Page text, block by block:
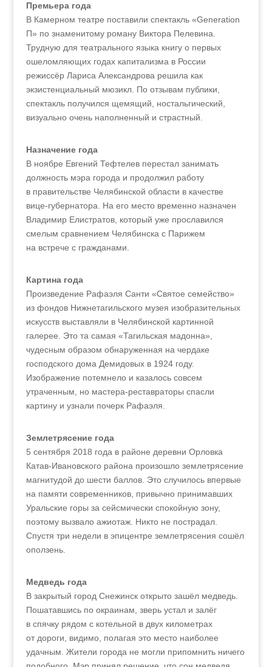
Премьера года
В Камерном театре поставили спектакль «Generation
П» по знаменитому роману Виктора Пелевина.
Трудную для театрального языка книгу о первых
ошеломляющих годах капитализма в России
режиссёр Лариса Александрова решила как
экзистенциальный мюзикл. По отзывам публики,
спектакль получился щемящий, ностальгический,
визуально очень наполненный и страстный.
Назначение года
В ноябре Евгений Тефтелев перестал занимать
должность мэра города и продолжил работу
в правительстве Челябинской области в качестве
вице-губернатора. На его место временно назначен
Владимир Елистратов, который уже прославился
смелым сравнением Челябинска с Парижем
на встрече с гражданами.
Картина года
Произведение Рафаэля Санти «Святое семейство»
из фондов Нижнетагильского музея изобразительных
искусств выставляли в Челябинской картинной
галерее. Это та самая «Тагильская мадонна»,
чудесным образом обнаруженная на чердаке
господского дома Демидовых в 1924 году.
Изображение потемнело и казалось совсем
утраченным, но мастера-реставраторы спасли
картину и узнали почерк Рафаэля.
Землетрясение года
5 сентября 2018 года в районе деревни Орловка
Катав‑Ивановского района произошло землетрясение
магнитудой до шести баллов. Это случилось впервые
на памяти современников, привычно принимавших
Уральские горы за сейсмически спокойную зону,
поэтому вызвало ажиотаж. Никто не пострадал.
Спустя три недели в эпицентре землетрясения сошёл
оползень.
Медведь года
В закрытый город Снежинск открыто зашёл медведь.
Пошатавшись по окраинам, зверь устал и залёг
в спячку рядом с котельной в двух километрах
от дороги, видимо, полагая это место наиболее
удачным. Жители города не могли припомнить ничего